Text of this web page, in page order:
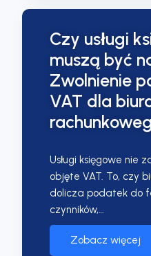
Czy usługi
muszą być
Zwolnienie
VAT dla
Usługi księgowe nie
objęte VAT. To, czy
dolicza podatek do
czynników,…
Zobacz więcej